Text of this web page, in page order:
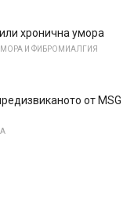
хронична умора
И ФИБРОМИАЛГИЯ
от MSG